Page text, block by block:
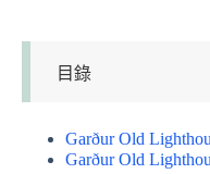
目錄
Garður Old
Garður Old